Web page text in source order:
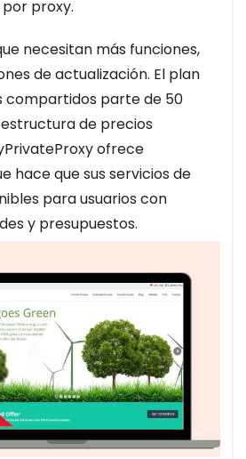
por proxy.
necesitan más funciones,
de actualización. El plan
compartidos parte de 50
de precios
ofrece
hace que sus servicios de
para usuarios con
y presupuestos.